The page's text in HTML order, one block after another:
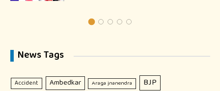
News Tags
Accident Ambedkar Araga jnanendra BJP